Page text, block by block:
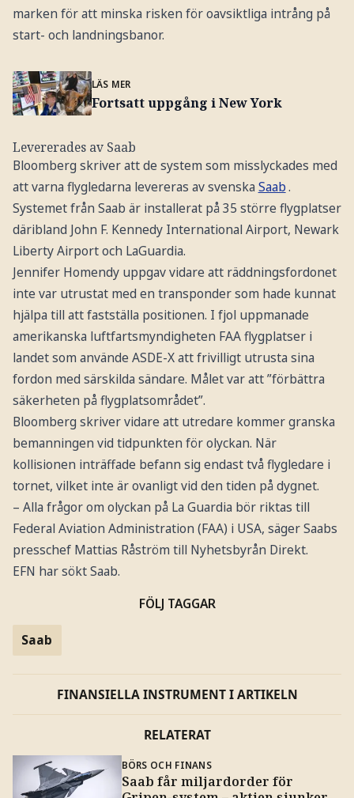
marken för att minska risken för oavsiktliga intrång på
start- och landningsbanor.
LÄS MER
Fortsatt uppgång i New York
Levererades av Saab
Bloomberg skriver att de system som misslyckades med
att varna flygledarna levereras av svenska Saab .
Systemet från Saab är installerat på 35 större flygplatser
däribland John F. Kennedy International Airport, Newark
Liberty Airport och LaGuardia.
Jennifer Homendy uppgav vidare att räddningsfordonet
inte var utrustat med en transponder som hade kunnat
hjälpa till att fastställa positionen. I fjol uppmanade
amerikanska luftfartsmyndigheten FAA flygplatser i
landet som använde ASDE-X att frivilligt utrusta sina
fordon med särskilda sändare. Målet var att ”förbättra
säkerheten på flygplatsområdet”.
Bloomberg skriver vidare att utredare kommer granska
bemanningen vid tidpunkten för olyckan. När
kollisionen inträffade befann sig endast två flygledare i
tornet, vilket inte är ovanligt vid den tiden på dygnet.
– Alla frågor om olyckan på La Guardia bör riktas till
Federal Aviation Administration (FAA) i USA, säger Saabs
presschef Mattias Råström till Nyhetsbyrån Direkt.
EFN har sökt Saab.
FÖLJ TAGGAR
Saab
FINANSIELLA INSTRUMENT I ARTIKELN
RELATERAT
BÖRS OCH FINANS
Saab får miljardorder för